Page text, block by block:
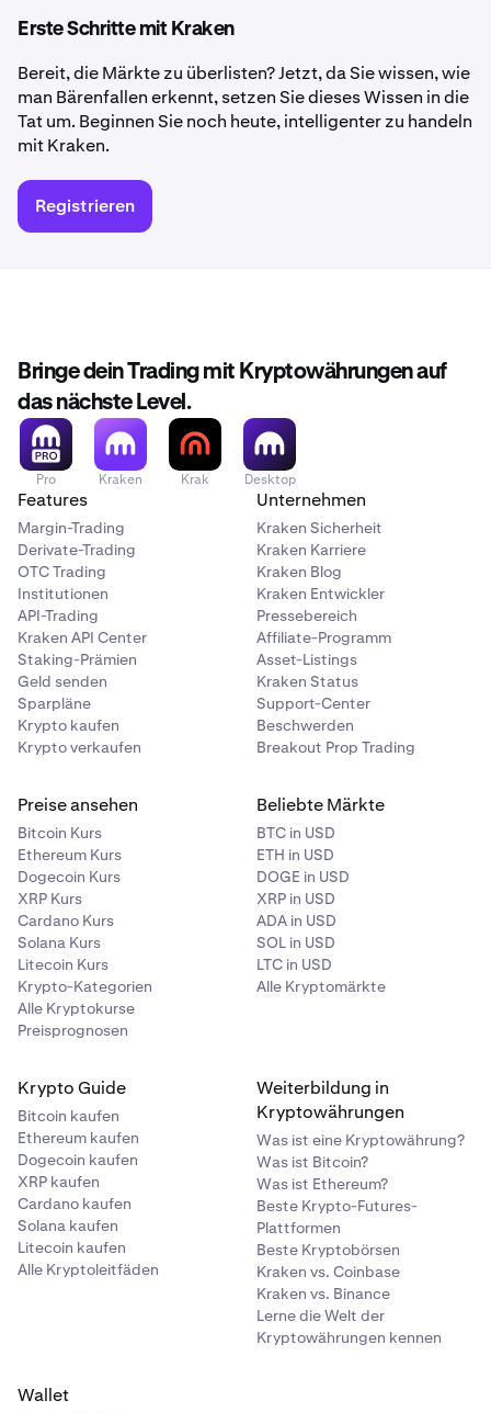
Erste Schritte mit Kraken
Bereit, die Märkte zu überlisten? Jetzt, da Sie wissen, wie
man Bärenfallen erkennt, setzen Sie dieses Wissen in die
Tat um. Beginnen Sie noch heute, intelligenter zu handeln
mit Kraken.
Registrieren
Bringe dein Trading mit Kryptowährungen auf
das nächste Level.
Pro Kraken Krak Desktop
Features
Margin-Trading
Derivate-Trading
OTC Trading
Institutionen
API-Trading
Kraken API Center
Staking-Prämien
Geld senden
Sparpläne
Krypto kaufen
Krypto verkaufen
Unternehmen
Kraken Sicherheit
Kraken Karriere
Kraken Blog
Kraken Entwickler
Pressebereich
Affiliate-Programm
Asset-Listings
Kraken Status
Support-Center
Beschwerden
Breakout Prop Trading
Preise ansehen
Bitcoin Kurs
Ethereum Kurs
Dogecoin Kurs
XRP Kurs
Cardano Kurs
Solana Kurs
Litecoin Kurs
Krypto-Kategorien
Alle Kryptokurse
Preisprognosen
Beliebte Märkte
BTC in USD
ETH in USD
DOGE in USD
XRP in USD
ADA in USD
SOL in USD
LTC in USD
Alle Kryptomärkte
Krypto Guide
Bitcoin kaufen
Ethereum kaufen
Dogecoin kaufen
XRP kaufen
Cardano kaufen
Solana kaufen
Litecoin kaufen
Alle Kryptoleitfäden
Weiterbildung in
Kryptowährungen
Was ist eine Kryptowährung?
Was ist Bitcoin?
Was ist Ethereum?
Beste Krypto-Futures-
Plattformen
Beste Kryptobörsen
Kraken vs. Coinbase
Kraken vs. Binance
Lerne die Welt der
Kryptowährungen kennen
Wallet